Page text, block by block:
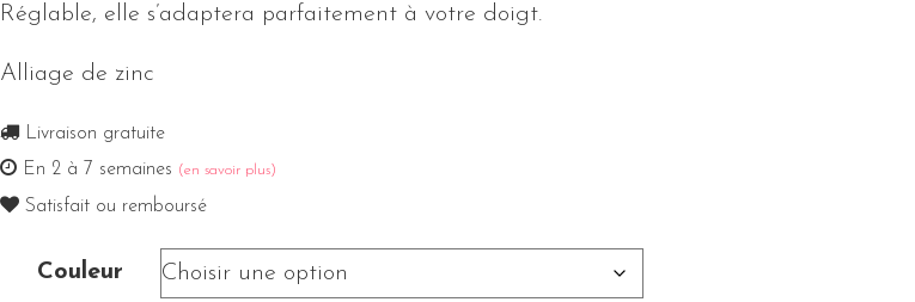
Réglable, elle s’adaptera parfaitement à votre doigt.
Alliage de zinc
Livraison gratuite
En 2 à 7 semaines (en savoir plus)
Satisfait ou remboursé
Couleur